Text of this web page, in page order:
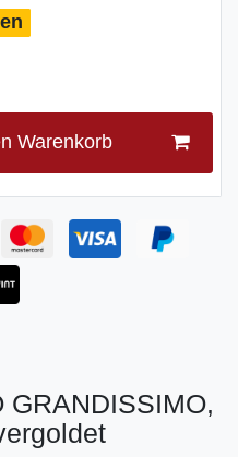
Warenkorb
GRANDISSIMO,